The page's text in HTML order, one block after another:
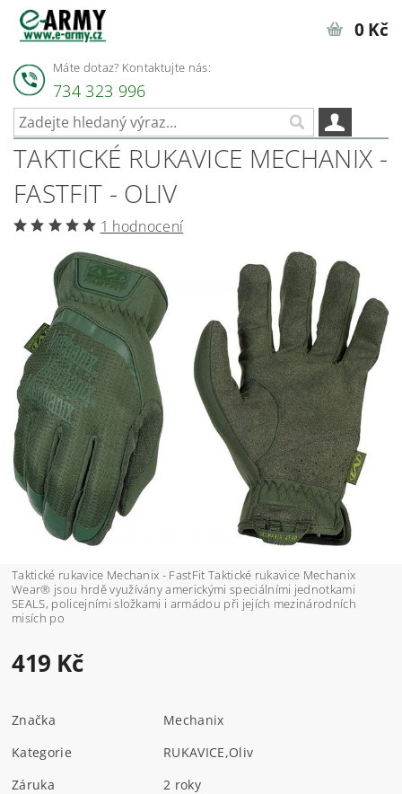
Máte dotaz? Kontaktujte nás:
734 323 996
0 Kč
TAKTICKÉ RUKAVICE MECHANIX -
FASTFIT - OLIV
1 hodnocení
Taktické rukavice Mechanix - FastFit Taktické rukavice Mechanix
Wear® jsou hrdě využívány americkými speciálními jednotkami
SEALS, policejními složkami i armádou při jejích mezinárodních
misích po
419 Kč
Značka
Mechanix
Kategorie
RUKAVICE,Oliv
Záruka
2 roky